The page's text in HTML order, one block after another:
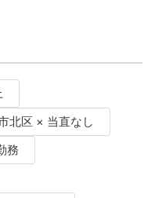
北区 × 当直なし
務